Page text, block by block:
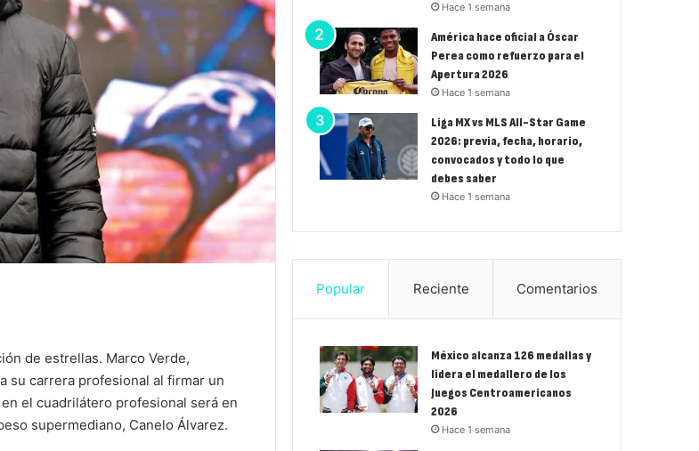
de estrellas. Marco Verde,
su carrera profesional al firmar un
el cuadrilátero profesional será en
supermediano, Canelo Álvarez.
Hace 1 semana
América hace oficial a Óscar
Perea como refuerzo para el
Apertura 2026
Hace 1 semana
Liga MX vs MLS All-Star Game
2026: previa, fecha, horario,
convocados y todo lo que
debes saber
Hace 1 semana
Popular Reciente Comentarios
México alcanza 126 medallas y
lidera el medallero de los
Juegos Centroamericanos
2026
Hace 1 semana